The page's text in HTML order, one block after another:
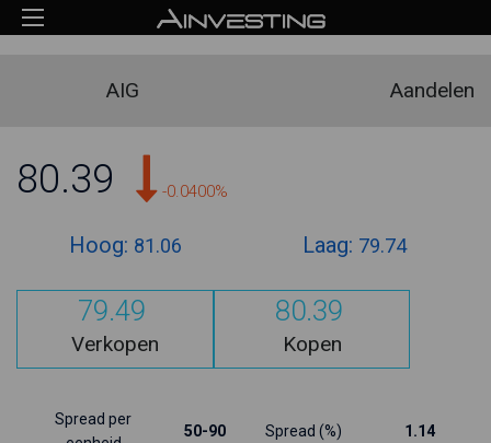
AIG Aandelen
80.39 -0.0400%
Hoog: 81.06 Laag: 79.74
79.49
Verkopen
80.39
Kopen
Spread per
50-90 Spread (%) 1.14